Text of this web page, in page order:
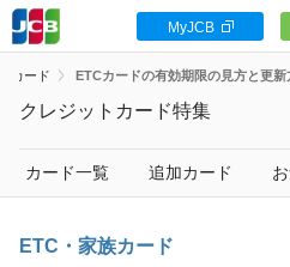
カードをつくる
JCBカードの魅力
入会キャンペーン
MyJCB
カード ETCカードの有効期限の見方と更
クレジットカード特集
カード一覧 追加カード
ETC・家族カード